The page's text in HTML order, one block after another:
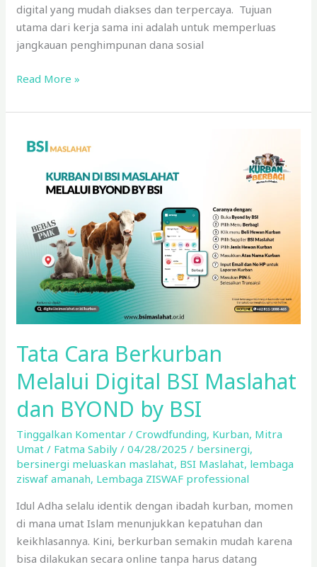
digital yang mudah diakses dan terpercaya. Tujuan
utama dari kerja sama ini adalah untuk memperluas
jangkauan penghimpunan dana sosial
Read More »
Tata Cara Berkurban
Melalui Digital BSI Maslahat
dan BYOND by BSI
Tinggalkan Komentar /Crowdfunding, Kurban, Mitra
Umat / Fatma Sabily/04/28/2025/ bersinergi,
bersinergi meluaskan maslahat, BSI Maslahat, lembaga
ziswaf amanah, Lembaga ZISWAF professional
Idul Adha selalu identik dengan ibadah kurban, momen
di mana umat Islam menunjukkan kepatuhan dan
keikhlasannya. Kini, berkurban semakin mudah karena
bisa dilakukan secara online tanpa harus datang
Cara
Berkurban
Melalui
BSI
Maslahat
BYOND